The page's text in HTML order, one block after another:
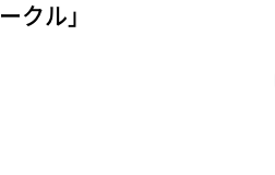
クル」